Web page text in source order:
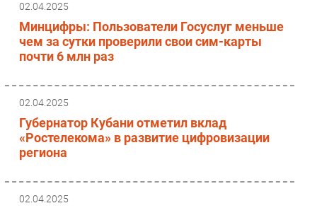
02.04.2025
Минцифры: Пользователи Госуслуг меньше
чем за сутки проверили свои сим-карты
почти 6 млн раз
02.04.2025
Губернатор Кубани отметил вклад
«Ростелекома» в развитие цифровизации
региона
02.04.2025